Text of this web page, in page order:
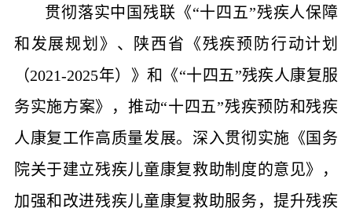
贯彻落实中国残联《“十四五”残疾人保障
和发展规划》、陕西省《残疾预防行动计划
（2021-2025年）》和《“十四五”残疾人康复服
务实施方案》，推动“十四五”残疾预防和残疾
人康复工作高质量发展。深入贯彻实施《国务
院关于建立残疾儿童康复救助制度的意见》，
加强和改进残疾儿童康复救助服务，提升残疾